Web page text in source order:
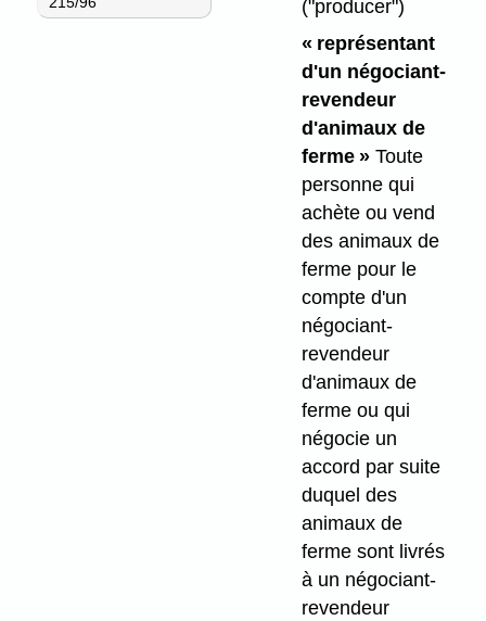
("producer")
« représentant
d'un négociant-
revendeur
d'animaux de
ferme »Toute
personne qui
achète ou vend
des animaux de
ferme pour le
compte d'un
négociant-
revendeur
d'animaux de
ferme ou qui
négocie un
accord par suite
duquel des
animaux de
ferme sont livrés
à un négociant-
revendeur